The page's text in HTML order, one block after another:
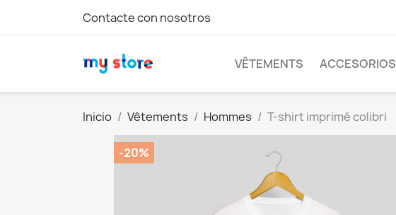
Contacte con nosotros
VÊTEMENTS ACCESORIOS
Inicio Vêtements Hommes T-shirt imprimé colibri
-20%